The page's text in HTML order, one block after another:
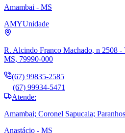
Amambai - MS
AMYUnidade
R. Alcindo Franco Machado, n 2508
MS, 79990-000
(67) 99835-2585
(67) 99934-5471
Atende:
Amambai; Coronel Sapucaia;
Anastácio - MS